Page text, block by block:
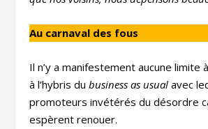
Au carnaval des fous
Il n’y a manifestement aucune limite
à l’hybris dubusiness as usualavec
promoteurs invétérés du désordre
espèrent renouer.